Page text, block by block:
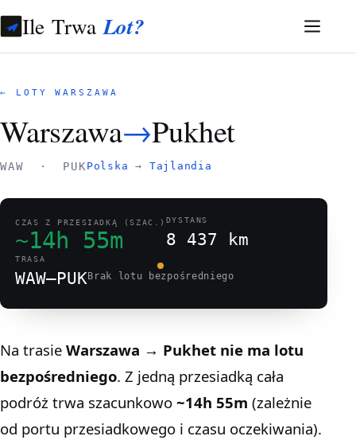
Ile TrwaLot?
← LOTY WARSZAWA
Warszawa→Pukhet
WAW · PUK Polska → Tajlandia
CZAS Z PRZESIADKĄ (SZAC.)
~14h 55m
DYSTANS
8 437 km
TRASA
WAW–PUKBrak lotu bezpośredniego
Na trasie Warszawa → Pukhet nie ma lotu
bezpośredniego. Z jedną przesiadką cała
podróż trwa szacunkowo ~14h 55m (zależnie
od portu przesiadkowego i czasu oczekiwania).